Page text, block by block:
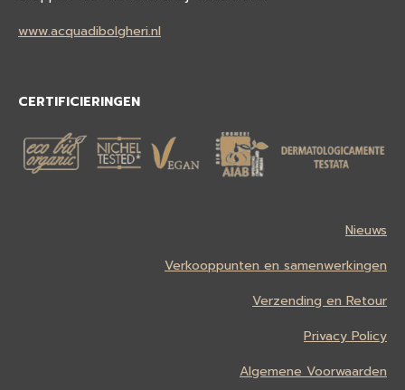
www.acquadibolgheri.nl
CERTIFICIERINGEN
Nieuws
Verkooppunten en samenwerkingen
Verzending en Retour
Privacy Policy
Algemene Voorwaarden